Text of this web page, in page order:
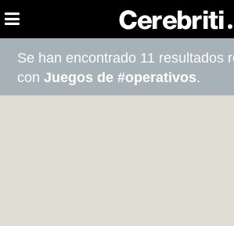
Se han encontrado 11 resultados
conJuegos de #operativos.